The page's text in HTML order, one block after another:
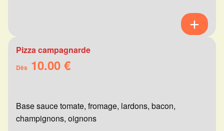
Pizza campagnarde
Dès 10.00 €
Base sauce tomate, fromage, lardons, bacon,
champignons, oignons